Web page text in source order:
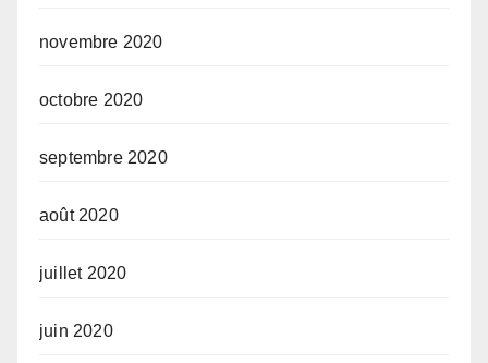
novembre 2020
octobre 2020
septembre 2020
août 2020
juillet 2020
juin 2020